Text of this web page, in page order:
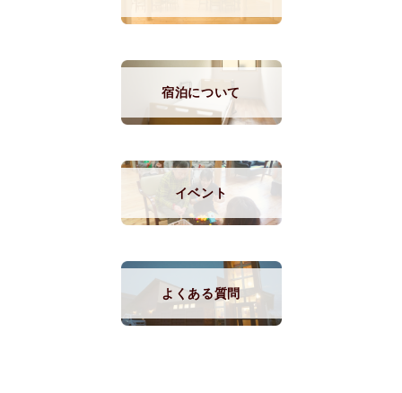
宿泊について
イベント
よくある質問